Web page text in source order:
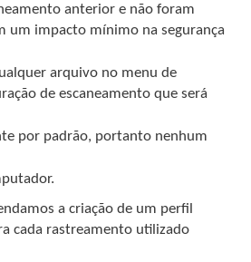
anterior e não foram
um impacto mínimo na segurança
arquivo no menu de
de escaneamento que será
por padrão, portanto nenhum
a criação de um perfil
cada rastreamento utilizado